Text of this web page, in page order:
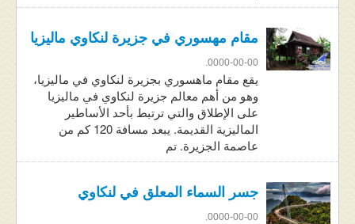
مقام مهسوري في جزيرة لنكاوي ماليزيا
0000-00-00.
يقع مقام ماهسوري بجزيرة لنكاوي في ماليزيا،
وهو من أهم معالم جزيرة لنكاوي في ماليزيا
على الإطلاق والتي ترتبط بأحد الأساطير
الماليزية القديمة. يبعد مسافة 120 كم من
عاصمة الجزيرة. تم
جسر السماء المعلق في لنكاوي
0000-00-00.